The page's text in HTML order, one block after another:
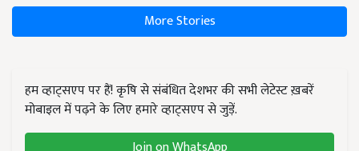
More Stories
हम व्हाट्सएप पर हैं! कृषि से संबंधित देशभर की सभी लेटेस्ट ख़बरें
मोबाइल में पढ़ने के लिए हमारे व्हाट्सएप से जुड़ें.